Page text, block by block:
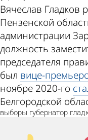
Вячеслав Гладков
Пензенской
администрации
должность
председателя
был вице-
ноябре 2020-го
Белгородской
выборы губернатор